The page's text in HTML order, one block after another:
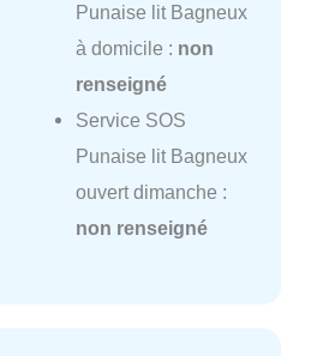
Punaise lit Bagneux
à domicile : non
renseigné
Service SOS
Punaise lit Bagneux
ouvert dimanche :
non renseigné